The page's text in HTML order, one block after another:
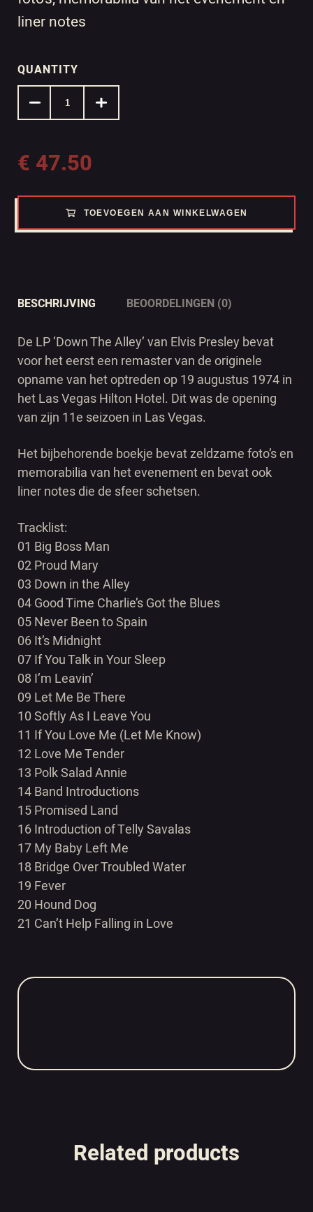
liner notes
QUANTITY
€ 47.50
TOEVOEGEN AAN WINKELWAGEN
BESCHRIJVING BEOORDELINGEN (0)
De LP ‘Down The Alley’ van Elvis Presley bevat
voor het eerst een remaster van de originele
opname van het optreden op 19 augustus 1974 in
het Las Vegas Hilton Hotel. Dit was de opening
van zijn 11e seizoen in Las Vegas.
Het bijbehorende boekje bevat zeldzame foto’s en
memorabilia van het evenement en bevat ook
liner notes die de sfeer schetsen.
Tracklist:
01 Big Boss Man
02 Proud Mary
03 Down in the Alley
04 Good Time Charlie’s Got the Blues
05 Never Been to Spain
06 It’s Midnight
07 If You Talk in Your Sleep
08 I’m Leavin’
09 Let Me Be There
10 Softly As I Leave You
11 If You Love Me (Let Me Know)
12 Love Me Tender
13 Polk Salad Annie
14 Band Introductions
15 Promised Land
16 Introduction of Telly Savalas
17 My Baby Left Me
18 Bridge Over Troubled Water
19 Fever
20 Hound Dog
21 Can’t Help Falling in Love
Related products